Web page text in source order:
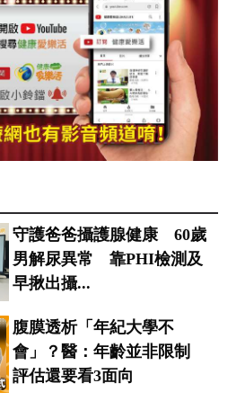
守護爸爸攝護腺健康 60歲
男解尿異常 靠PHI檢測及
早揪出攝...
腹膜透析「年紀大學不
會」？醫：年齡並非限制
評估還要看3面向